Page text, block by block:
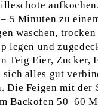
5 Minuten zu
waschen,
legen und
Teig Eier, Zucker,
alles gut
Die Feigen mit
Backofen 50–60